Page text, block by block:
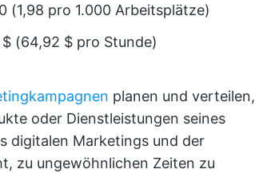
(1,98 pro 1.000 Arbeitsplätze)
$ (64,92 $ pro Stunde)
planen und verteilen,
oder Dienstleistungen seines
digitalen Marketings und der
zu ungewöhnlichen Zeiten zu